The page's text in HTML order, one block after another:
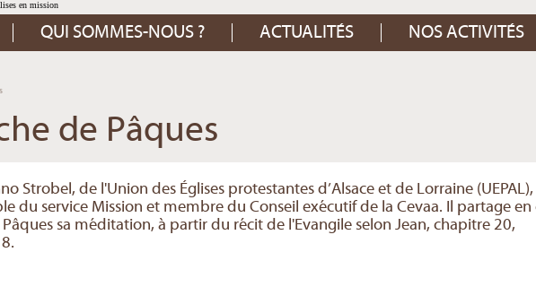
QUI SOMMES-NOUS ? ACTUALITÉS NOS ACTIVITÉS
de Pâques
Strobel, de l'​Union des Églises protestantes d’Alsace et de Lorraine (UEPAL),
du service Mission et membre du Conseil exécutif de la Cevaa. Il partage en
sa méditation, à partir du récit de l'Evangile selon Jean, chapitre 20,